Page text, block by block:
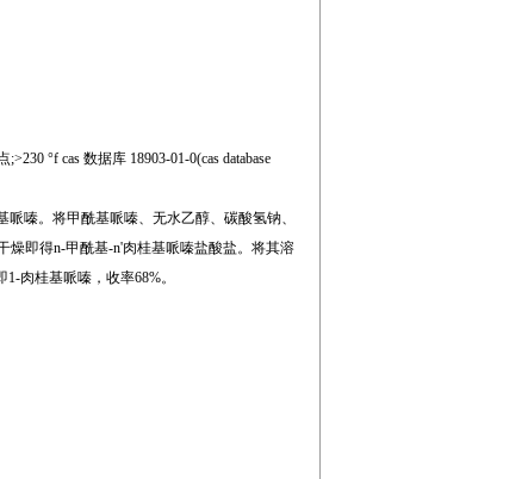
°f cas 数据库 18903-01-0(cas database
嗪。将甲酰基哌嗪、无水乙醇、碳酸氢钠、
即得n-甲酰基-n'肉桂基哌嗪盐酸盐。将其溶
肉桂基哌嗪，收率68%。